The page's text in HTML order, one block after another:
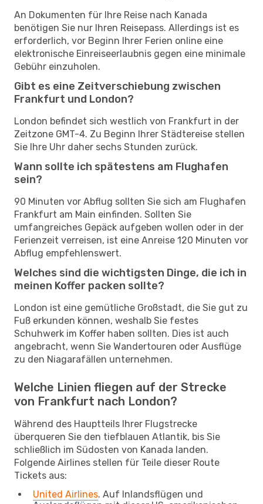
An Dokumenten für Ihre Reise nach Kanada
benötigen Sie nur Ihren Reisepass. Allerdings ist es
erforderlich, vor Beginn Ihrer Ferien online eine
elektronische Einreiseerlaubnis gegen eine minimale
Gebühr einzuholen.
Gibt es eine Zeitverschiebung zwischen
Frankfurt und London?
London befindet sich westlich von Frankfurt in der
Zeitzone GMT-4. Zu Beginn Ihrer Städtereise stellen
Sie Ihre Uhr daher sechs Stunden zurück.
Wann sollte ich spätestens am Flughafen
sein?
90 Minuten vor Abflug sollten Sie sich am Flughafen
Frankfurt am Main einfinden. Sollten Sie
umfangreiches Gepäck aufgeben wollen oder in der
Ferienzeit verreisen, ist eine Anreise 120 Minuten vor
Abflug empfehlenswert.
Welches sind die wichtigsten Dinge, die ich in
meinen Koffer packen sollte?
London ist eine gemütliche Großstadt, die Sie gut zu
Fuß erkunden können, weshalb Sie festes
Schuhwerk im Koffer haben sollten. Dies ist auch
angebracht, wenn Sie Wandertouren oder Ausflüge
zu den Niagarafällen unternehmen.
Welche Linien fliegen auf der Strecke
von Frankfurt nach London?
Während des Hauptteils Ihrer Flugstrecke
überqueren Sie den tiefblauen Atlantik, bis Sie
schließlich im Südosten von Kanada landen.
Folgende Airlines stellen für Teile dieser Route
Tickets aus:
United Airlines. Auf Inlandsflügen und